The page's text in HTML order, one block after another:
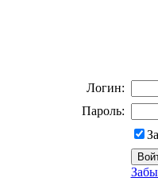
Логин:
Пароль: